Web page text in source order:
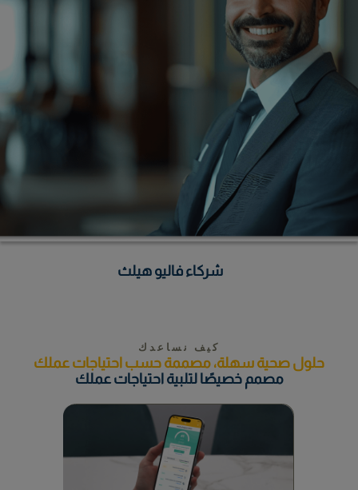
كيف نساعدك
صحية سهلة، مصممة حسب احتياجات عملك
مصمم خصيصًا لتلبية احتياجات عملك